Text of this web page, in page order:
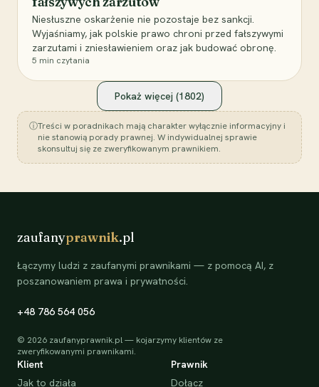
Niesłuszne oskarżenie nie pozostaje bez sankcji.
Wyjaśniamy, jak polskie prawo chroni przed fałszywymi
zarzutami i zniesławieniem oraz jak budować obronę.
5 min czytania
Pokaż więcej (1802)
ⓘTreści w poradnikach mają charakter wyłącznie informacyjny i
nie stanowią porady prawnej. W indywidualnej sprawie
skonsultuj się ze zweryfikowanym prawnikiem.
zaufanyprawnik.pl
Łączymy ludzi z zaufanymi prawnikami — z pomocą AI, z
poszanowaniem prawa i prywatności.
+48 786 564 056
© 2026 zaufanyprawnik.pl — kojarzymy klientów ze
zweryfikowanymi prawnikami.
Klient
Jak to działa
Prawnik
Dołącz